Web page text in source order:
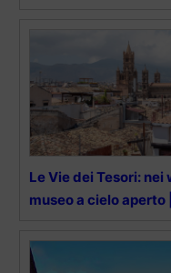
Le Vie dei Tesori:
museo a cielo aperto